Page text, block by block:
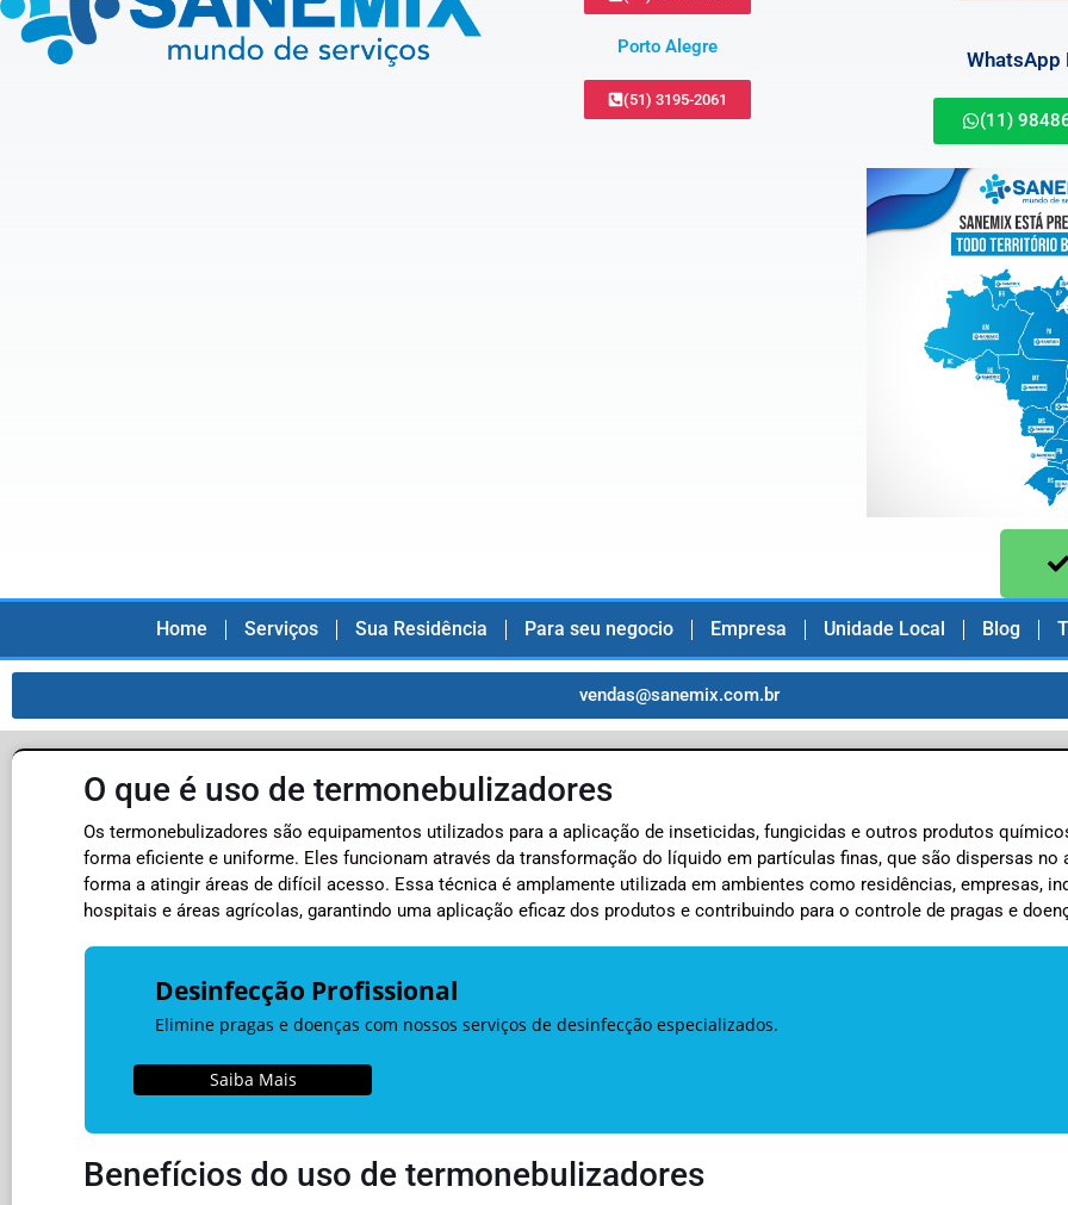
Porto Alegre
(51) 3195-2061
WhatsApp
(11)
Home Serviços Sua Residência Para seu negocio Empresa Unidade Local Blog
vendas@sanemix.com.br
O que é uso de termonebulizadores
Os termonebulizadores são equipamentos utilizados para a aplicação de inseticidas, fungicidas e outros produtos
forma eficiente e uniforme. Eles funcionam através da transformação do líquido em partículas finas, que são dispersas no
forma a atingir áreas de difícil acesso. Essa técnica é amplamente utilizada em ambientes como residências, empresas,
hospitais e áreas agrícolas, garantindo uma aplicação eficaz dos produtos e contribuindo para o controle de pragas e
Desinfecção Profissional
Elimine pragas e doenças com nossos serviços de desinfecção especializados.
Saiba Mais
Benefícios do uso de termonebulizadores